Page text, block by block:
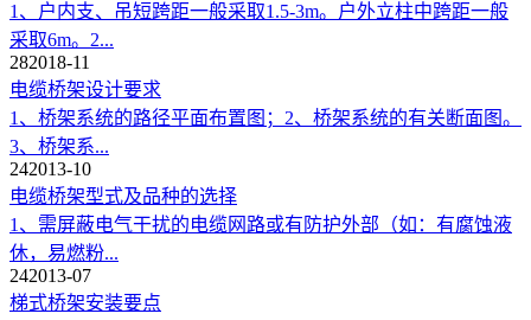
1、户内支、吊短跨距一般采取1.5-3m。户外立柱中跨距一般
采取6m。2...
282018-11
电缆桥架设计要求
1、桥架系统的路径平面布置图；2、桥架系统的有关断面图。
3、桥架系...
242013-10
电缆桥架型式及品种的选择
1、需屏蔽电气干扰的电缆网路或有防护外部（如：有腐蚀液
休，易燃粉...
242013-07
梯式桥架安装要点